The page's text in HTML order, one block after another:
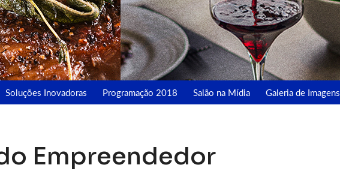
Soluções Inovadoras Programação 2018 Salão na Mídia Galeria de Imagens
Empreendedor